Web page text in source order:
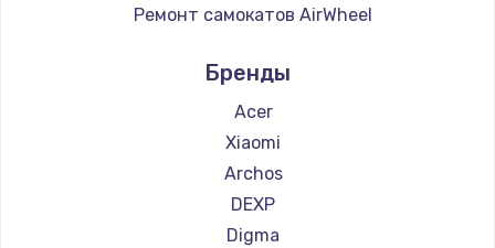
Ремонт самокатов AirWheel
Ремонт самокатов Hunter
Ремонт самокатов Shorner
Ремонт самокатов Joyor
Ремонт самокатов Minimotors
Ремонт самокатов Bork
Ремонт самокатов Segway
Бренды
Acer
Xiaomi
Archos
DEXP
Digma